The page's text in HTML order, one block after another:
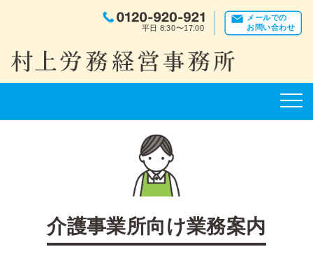
平日 8:30〜17:00
メールでの
お問い合わせ
介護事業所向け業務案内